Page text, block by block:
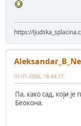
https://
01-01-2006, 18:44:17
Па, како сад, који
Беокона.